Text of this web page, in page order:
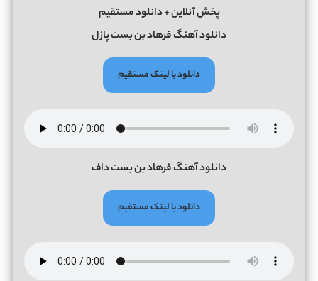
پخش آنلاین + دانلود مستقیم
دانلود آهنگ فرهاد بن بست پازل
دانلود با لینک مستقیم
دانلود آهنگ فرهاد بن بست داف
دانلود با لینک مستقیم